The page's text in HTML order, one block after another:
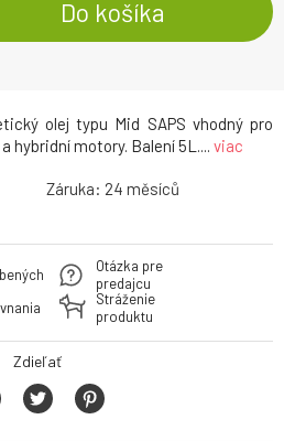
olej typu Mid SAPS vhodný pro
hybridní motory. Balení 5L.... viac
Do košíka
Záruka: 24
Otázka pre
predajcu
Stráženie
produktu
Zdieľať